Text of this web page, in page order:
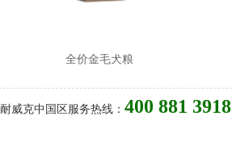
全价金毛犬粮
耐威克中国区服务热线： 400 881 3918